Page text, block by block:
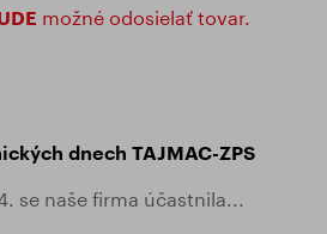
možné odosielať tovar.
dnech TAJMAC-ZPS
se naše firma účastnila...